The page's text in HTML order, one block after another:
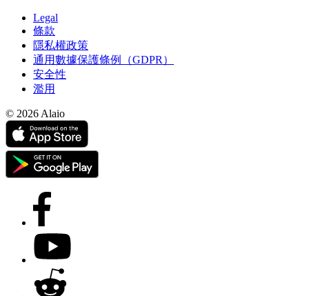
Legal
條款
隱私權政策
通用數據保護條例（GDPR）
安全性
濫用
© 2026 Alaio